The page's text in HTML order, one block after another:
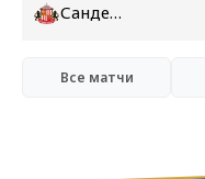
Сандерленд
Все матчи